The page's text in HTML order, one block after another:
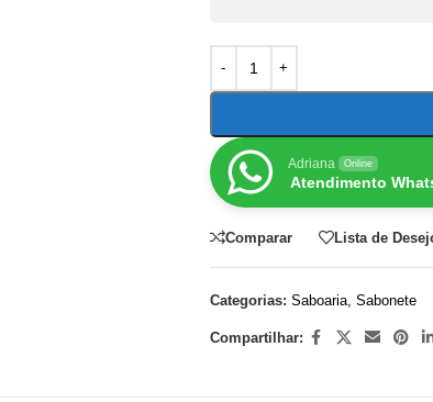
Adriana Online
Atendimento
Comparar Lista de
Categorias: Saboaria, Sabonete
Compartilhar: